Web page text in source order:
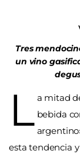
Tres
un vino
L a mitad
bebida
esta tendencia